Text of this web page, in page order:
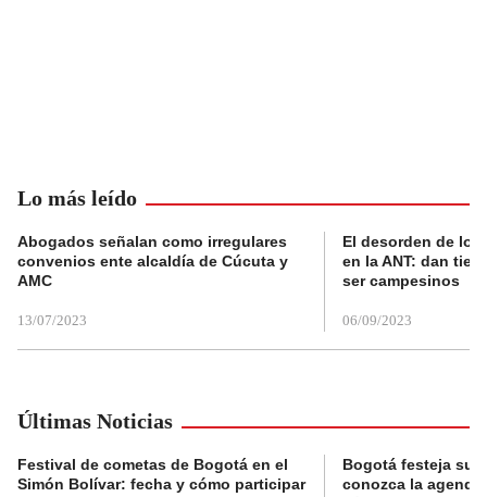
Lo más leído
Abogados señalan como irregulares
convenios ente alcaldía de Cúcuta y
AMC
13/07/2023
El desorden de
en la ANT: dan
ser campesinos
06/09/2023
Últimas Noticias
Festival de cometas de Bogotá en el
Simón Bolívar: fecha y cómo participar
Bogotá festeja su
conozca la